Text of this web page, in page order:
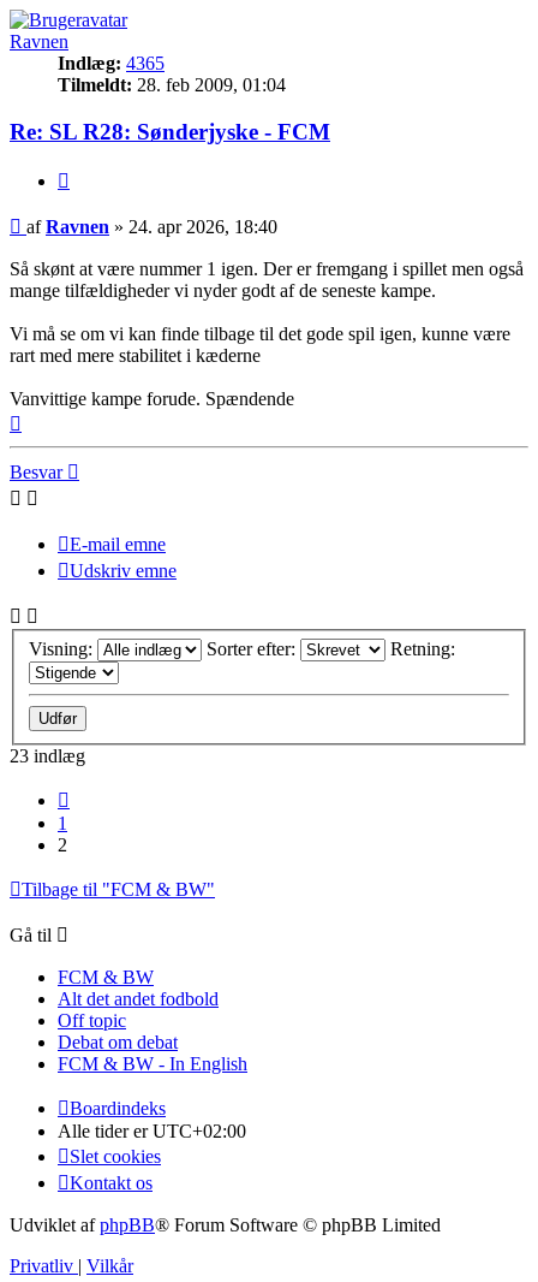
Ravnen
Indlæg: 4365
Tilmeldt: 28. feb 2009, 01:04
Re: SL R28: Sønderjyske - FCM
Indlæg
afRavnen » 24. apr 2026, 18:40
Så skønt at være nummer 1 igen. Der er fremgang i spillet men også
mange tilfældigheder vi nyder godt af de seneste kampe.
Vi må se om vi kan finde tilbage til det gode spil igen, kunne være
rart med mere stabilitet i kæderne
Vanvittige kampe forude. Spændende
Besvar
E-mail emne
Udskriv emne
Visning: Sorter efter: Retning:
23 indlæg
1
2
Tilbage til "FCM & BW"
Gå til
FCM & BW
Alt det andet fodbold
Off topic
Debat om debat
FCM & BW - In English
Boardindeks
Alle tider erUTC+02:00
Slet cookies
Kontakt os
Udviklet afphpBB® Forum Software © phpBB Limited
Privatliv | Vilkår